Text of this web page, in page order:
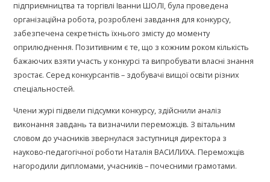
підприємництва та торгівлі Іванни ШОЛІ, була проведена
організаційна робота, розроблені завдання для конкурсу,
забезпечена секретність їхнього змісту до моменту
оприлюднення. Позитивним є те, що з кожним роком кількість
бажаючих взяти участь у конкурсі та випробувати власні знання
зростає. Серед конкурсантів – здобувачі вищої освіти різних
спеціальностей.
Члени журі підвели підсумки конкурсу, здійснили аналіз
виконання завдань та визначили переможців. З вітальним
словом до учасників звернулася заступниця директора з
науково-педагогічної роботи Наталія ВАСИЛИХА. Переможців
нагородили дипломами, учасників – почесними грамотами.